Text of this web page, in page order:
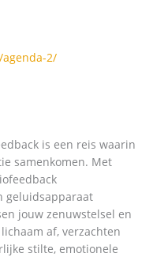
2/
is een reis waarin
samenkomen. Met
geluidsapparaat
jouw zenuwstelsel en
af, verzachten
stilte, emotionele